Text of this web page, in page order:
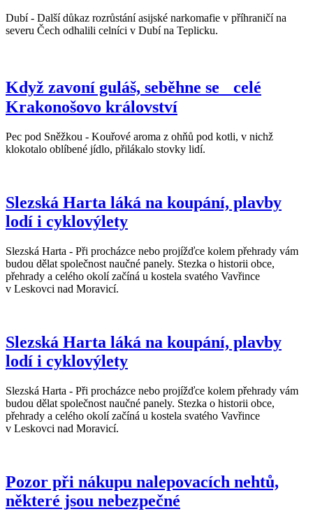
Dubí - Další důkaz rozrůstání asijské narkomafie v příhraničí na
severu Čech odhalili celníci v Dubí na Teplicku.
Když zavoní guláš, seběhne se celé
Krakonošovo království
Pec pod Sněžkou - Kouřové aroma z ohňů pod kotli, v nichž
klokotalo oblíbené jídlo, přilákalo stovky lidí.
Slezská Harta láká na koupání, plavby
lodí i cyklovýlety
Slezská Harta - Při procházce nebo projížďce kolem přehrady vám
budou dělat společnost naučné panely. Stezka o historii obce,
přehrady a celého okolí začíná u kostela svatého Vavřince
v Leskovci nad Moravicí.
Slezská Harta láká na koupání, plavby
lodí i cyklovýlety
Slezská Harta - Při procházce nebo projížďce kolem přehrady vám
budou dělat společnost naučné panely. Stezka o historii obce,
přehrady a celého okolí začíná u kostela svatého Vavřince
v Leskovci nad Moravicí.
Pozor při nákupu nalepovacích nehtů,
některé jsou nebezpečné